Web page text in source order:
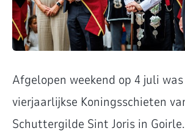
Afgelopen weekend op 4 juli
vierjaarlijkse Koningsschieten
Schuttergilde Sint Joris in Goirle.